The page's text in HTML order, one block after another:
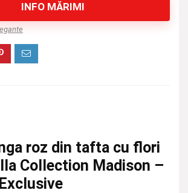
INFO MĂRIMI
roz din tafta cu flori
Collection Madison –